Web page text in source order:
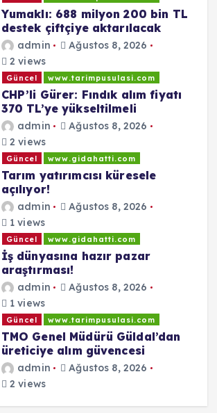
Yumaklı: 688 milyon 200 bin TL
destek çiftçiye aktarılacak
admin
Ağustos 8, 2026
2 views
Güncel www.tarimpusulasi.com
CHP’li Gürer: Fındık alım fiyatı
370 TL’ye yükseltilmeli
admin
Ağustos 8, 2026
2 views
Güncel www.gidahatti.com
Tarım yatırımcısı küresele
açılıyor!
admin
Ağustos 8, 2026
1 views
Güncel www.gidahatti.com
İş dünyasına hazır pazar
araştırması!
admin
Ağustos 8, 2026
1 views
Güncel www.tarimpusulasi.com
TMO Genel Müdürü Güldal’dan
üreticiye alım güvencesi
admin
Ağustos 8, 2026
2 views